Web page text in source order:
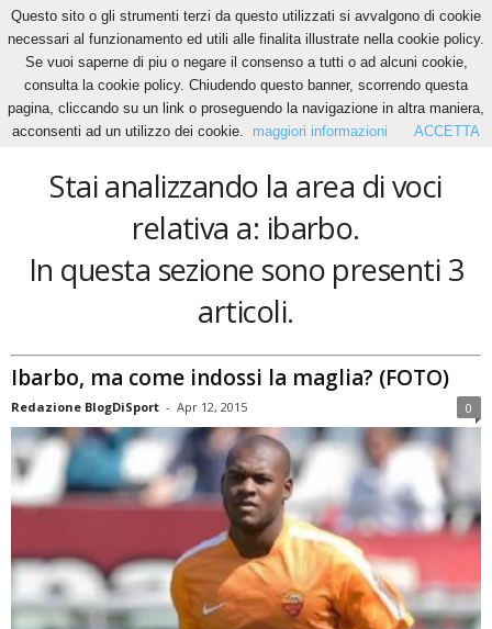
Home Tags Ibarbo
ibarbo
Stai analizzando la area di voci
relativa a: ibarbo.
In questa sezione sono presenti 3
articoli.
Ibarbo, ma come indossi la maglia? (FOTO)
Redazione BlogDiSport - Apr 12, 2015 0
Questo sito o gli strumenti terzi da questo utilizzati si avvalgono di cookie
necessari al funzionamento ed utili alle finalita illustrate nella cookie policy.
Se vuoi saperne di piu o negare il consenso a tutti o ad alcuni cookie,
consulta la cookie policy. Chiudendo questo banner, scorrendo questa
pagina, cliccando su un link o proseguendo la navigazione in altra maniera,
acconsenti ad un utilizzo dei cookie.
maggiori informazioni ACCETTA